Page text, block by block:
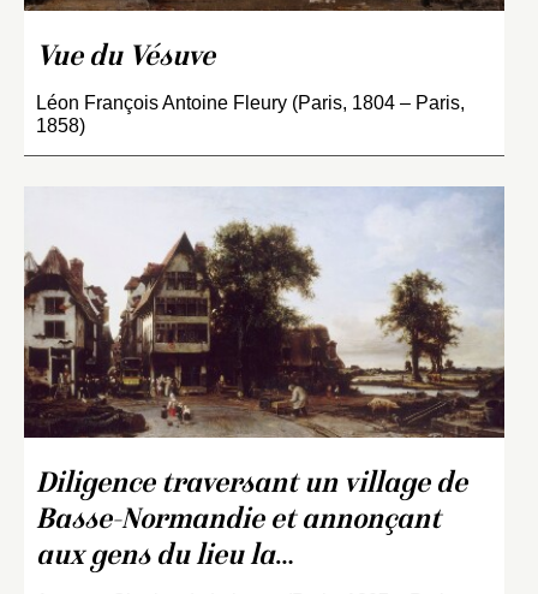
Vue du Vésuve
Léon François Antoine Fleury (Paris, 1804 – Paris,
1858)
Diligence traversant un village de
Basse-Normandie et annonçant
aux gens du lieu la…